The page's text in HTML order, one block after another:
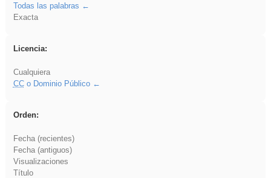
Todas las palabras
Exacta
Licencia:
Cualquiera
CCo Dominio Público
Orden:
Fecha (recientes)
Fecha (antiguos)
Visualizaciones
Título